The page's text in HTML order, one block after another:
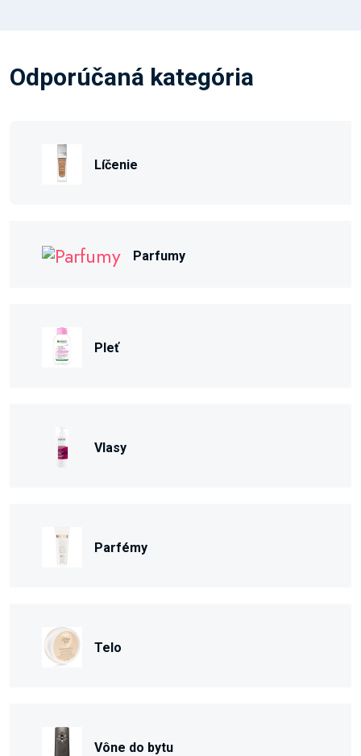
Odporúčaná kategória
Líčenie
Parfumy
Pleť
Vlasy
Parfémy
Telo
Vône do bytu